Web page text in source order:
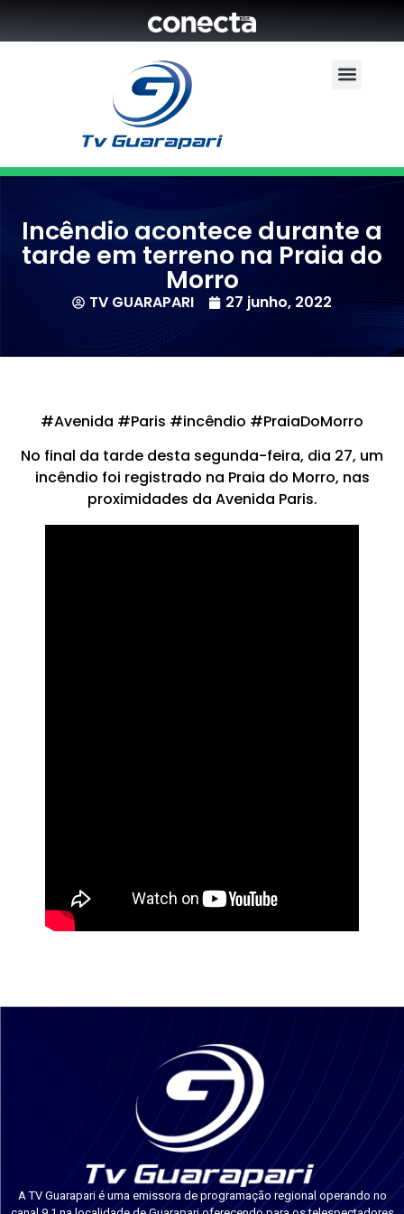
Incêndio acontece durante a
tarde em terreno na Praia do
Morro
TV GUARAPARI 27 junho, 2022
#Avenida #Paris #incêndio #PraiaDoMorro
No final da tarde desta segunda-feira, dia 27, um
incêndio foi registrado na Praia do Morro, nas
proximidades da Avenida Paris.
A TV Guarapari é uma emissora de programação regional operando no